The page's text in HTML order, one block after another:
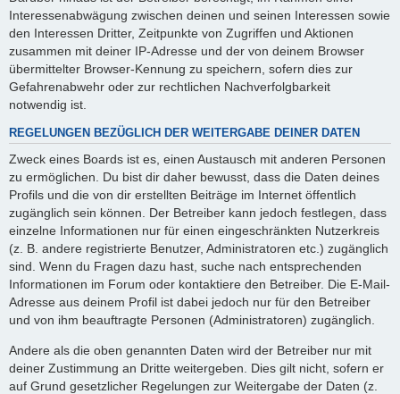
Interessenabwägung zwischen deinen und seinen Interessen sowie
den Interessen Dritter, Zeitpunkte von Zugriffen und Aktionen
zusammen mit deiner IP-Adresse und der von deinem Browser
übermittelter Browser-Kennung zu speichern, sofern dies zur
Gefahrenabwehr oder zur rechtlichen Nachverfolgbarkeit
notwendig ist.
REGELUNGEN BEZÜGLICH DER WEITERGABE DEINER DATEN
Zweck eines Boards ist es, einen Austausch mit anderen Personen
zu ermöglichen. Du bist dir daher bewusst, dass die Daten deines
Profils und die von dir erstellten Beiträge im Internet öffentlich
zugänglich sein können. Der Betreiber kann jedoch festlegen, dass
einzelne Informationen nur für einen eingeschränkten Nutzerkreis
(z. B. andere registrierte Benutzer, Administratoren etc.) zugänglich
sind. Wenn du Fragen dazu hast, suche nach entsprechenden
Informationen im Forum oder kontaktiere den Betreiber. Die E-Mail-
Adresse aus deinem Profil ist dabei jedoch nur für den Betreiber
und von ihm beauftragte Personen (Administratoren) zugänglich.
Andere als die oben genannten Daten wird der Betreiber nur mit
deiner Zustimmung an Dritte weitergeben. Dies gilt nicht, sofern er
auf Grund gesetzlicher Regelungen zur Weitergabe der Daten (z.